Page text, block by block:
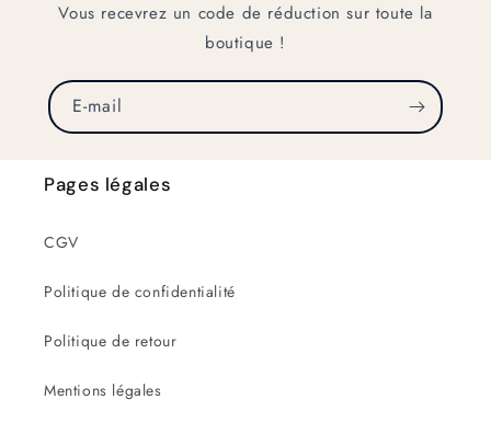
Vous recevrez un code de réduction sur toute la
boutique !
E-mail
Pages légales
CGV
Politique de confidentialité
Politique de retour
Mentions légales